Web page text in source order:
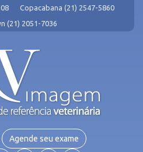
Copacabana (21) 2547-5860
(21) 2051-7036
Agende seu exame